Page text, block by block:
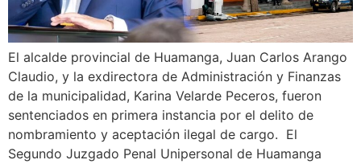
El alcalde provincial de Huamanga, Juan Carlos Arango
Claudio, y la exdirectora de Administración y Finanzas
de la municipalidad, Karina Velarde Peceros, fueron
sentenciados en primera instancia por el delito de
nombramiento y aceptación ilegal de cargo. El
Segundo Juzgado Penal Unipersonal de Huamanga